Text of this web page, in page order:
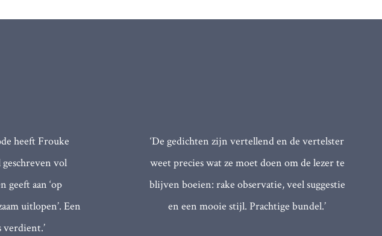
heeft Frouke
vol
geeft aan ‘op
uitlopen’. Een
verdient.’
‘De gedichten zijn vertellend en de vertelster
weet precies wat ze moet doen om de lezer te
blijven boeien: rake observatie, veel suggestie
en een mooie stijl. Prachtige bundel.’